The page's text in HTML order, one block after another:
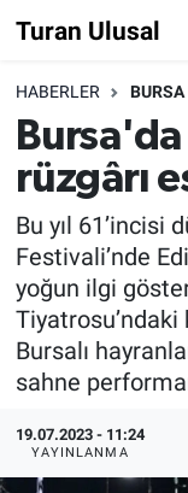
Turan Ulusal
HABERLER BURSA
Bursa'da
rüzgârı
Bu yıl 61’incisi
Festivali’nde
yoğun ilgi
Tiyatrosu’ndaki
Bursalı
sahne
19.07.2023 - 11:24
YAYINLANMA